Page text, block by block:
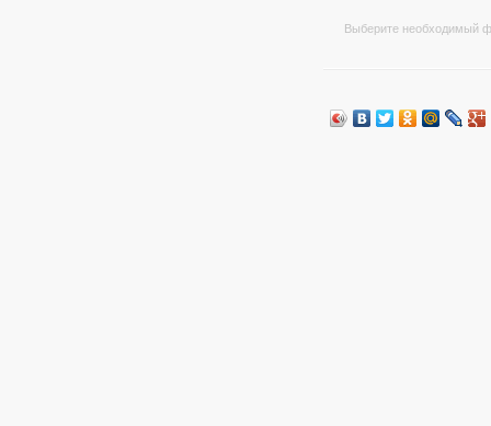
Выберите необходимый